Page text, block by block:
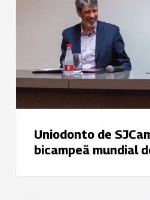
skate
Uniodonto de
bicampeã mundial